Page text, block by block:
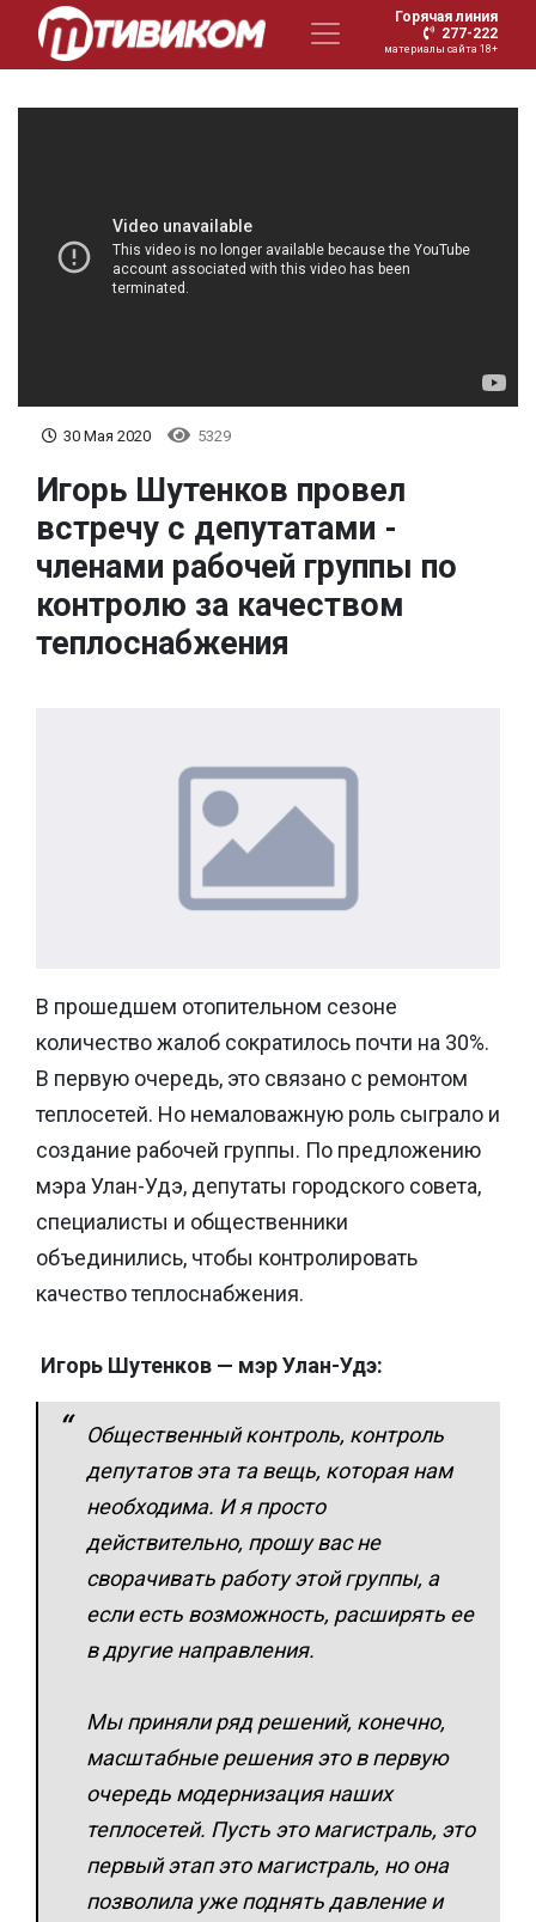
Горячая линия
277-222
материалы сайта 18+
30 Мая 2020 5329
Игорь Шутенков провел
встречу с депутатами -
членами рабочей группы по
контролю за качеством
теплоснабжения
В прошедшем отопительном сезоне
количество жалоб сократилось почти на 30%.
В первую очередь, это связано с ремонтом
теплосетей. Но немаловажную роль сыграло и
создание рабочей группы. По предложению
мэра Улан-Удэ, депутаты городского совета,
специалисты и общественники
объединились, чтобы контролировать
качество теплоснабжения.
Игорь Шутенков — мэр Улан-Удэ:
Общественный контроль, контроль
депутатов эта та вещь, которая нам
необходима. И я просто
действительно, прошу вас не
сворачивать работу этой группы, а
если есть возможность, расширять ее
в другие направления.
Мы приняли ряд решений, конечно,
масштабные решения это в первую
очередь модернизация наших
теплосетей. Пусть это магистраль, это
первый этап это магистраль, но она
позволила уже поднять давление и